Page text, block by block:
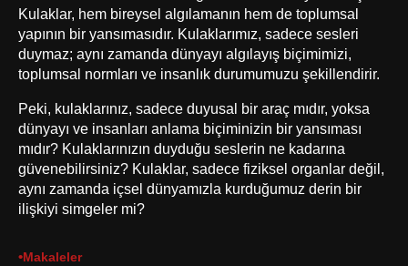
Kulaklar, hem bireysel algılamanın hem de toplumsal
yapının bir yansımasıdır. Kulaklarımız, sadece sesleri
duymaz; aynı zamanda dünyayı algılayış biçimimizi,
toplumsal normları ve insanlık durumumuzu şekillendirir.
Peki, kulaklarınız, sadece duyusal bir araç mıdır, yoksa
dünyayı ve insanları anlama biçiminizin bir yansıması
mıdır? Kulaklarınızın duyduğu seslerin ne kadarına
güvenebilirsiniz? Kulaklar, sadece fiziksel organlar değil,
aynı zamanda içsel dünyamızla kurduğumuz derin bir
ilişkiyi simgeler mi?
•Makaleler